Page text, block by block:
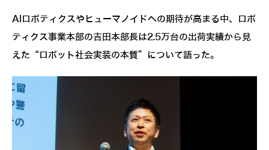
AIロボティクスやヒューマノイドへの期待が高まる中、ロボ
ティクス事業本部の吉田本部長は2.5万台の出荷実績から見
えた“ロボット社会実装の本質”について語った。